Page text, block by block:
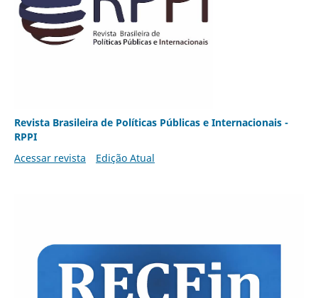
Revista Brasileira de Políticas Públicas e Internacionais -
RPPI
Acessar revista
Edição Atual